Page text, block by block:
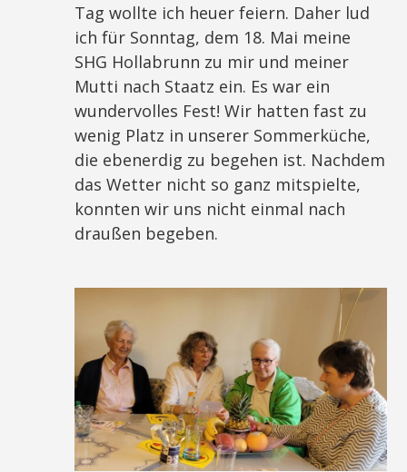
Tag wollte ich heuer feiern. Daher lud
ich für Sonntag, dem 18. Mai meine
SHG Hollabrunn zu mir und meiner
Mutti nach Staatz ein. Es war ein
wundervolles Fest! Wir hatten fast zu
wenig Platz in unserer Sommerküche,
die ebenerdig zu begehen ist. Nachdem
das Wetter nicht so ganz mitspielte,
konnten wir uns nicht einmal nach
draußen begeben.